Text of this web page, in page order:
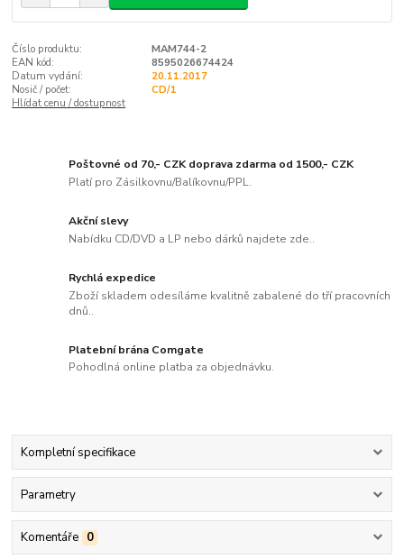
Číslo produktu:
MAM744-2
EAN kód:
8595026674424
Datum vydání:
20.11.2017
Nosič / počet:
CD/1
Hlídat cenu / dostupnost
Poštovné od 70,- CZK doprava zdarma od 1500,- CZK
Platí pro Zásilkovnu/Balíkovnu/PPL.
Akční slevy
Nabídku CD/DVD a LP nebo dárků najdete zde..
Rychlá expedice
Zboží skladem odesíláme kvalitně zabalené do tří pracovních
dnů..
Platební brána Comgate
Pohodlná online platba za objednávku.
Kompletní specifikace
Parametry
Komentáře 0